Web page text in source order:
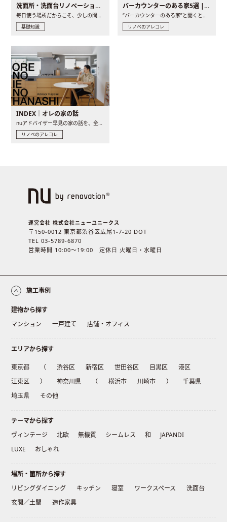
洗面所・洗面台リノベーションの事例と間取りアイデア
毎日使う場所だからこそ、少しの間取りの工夫や素材の選び方で..
基礎知識
バーカウンターのある家5選 | 日常に馴染む“距離の近い”キッチンとは
“バーカウンターのある家”と聞くと、少し特別な、大人のための..
リノベのアレコレ
INDEX｜オレの家の話
nuアドバイザー早見の家の話を、全4話でお届け。リノベーションを..
リノベのアレコレ
運営会社 株式会社ニューユニークス
〒150-0012 東京都渋谷区広尾1-7-20 DOT
TEL 03-5789-6870
営業時間 10:00〜19:00 定休日 火曜日・水曜日
施工事例
建物から探す
マンション
一戸建て 店舗・オフィス
エリアから探す
東京都 （ 渋谷区 新宿区 世田谷区 目黒区
港区
江東区
） 神奈川県 （ 横浜市 川崎市 ）
千葉県
埼玉県
その他
テーマから探す
ヴィンテージ
北欧 無機質 シームレス 和
JAPANDI
LUXE
おしゃれ
場所・箇所から探す
リビングダイニング
キッチン 寝室 ワークスペース
洗面台
玄関／土間
造作家具